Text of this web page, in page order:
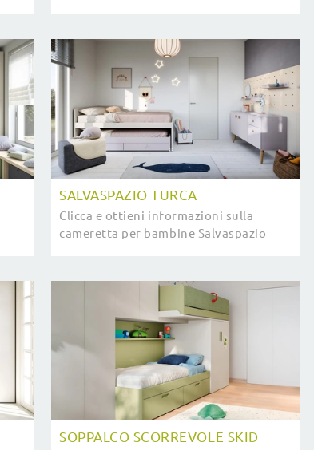
SALVASPAZIO TURCA
Clicca e ottieni informazioni sulla
cameretta per bambine Salvaspazio
SOPPALCO SCORREVOLE SKID